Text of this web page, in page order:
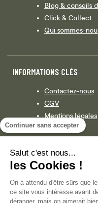
Continuer sans accepter
Salut c'est nous...
les Cookies !
On a attendu d'être sûrs que
ce site vous intéresse avant
déranger, mais on aimerait
Blog & conseils
Click & Collect
Qui sommes-
INFORMATIONS CLÉS
Contactez-nous
CGV
Mentions légales
Législation
Facebook